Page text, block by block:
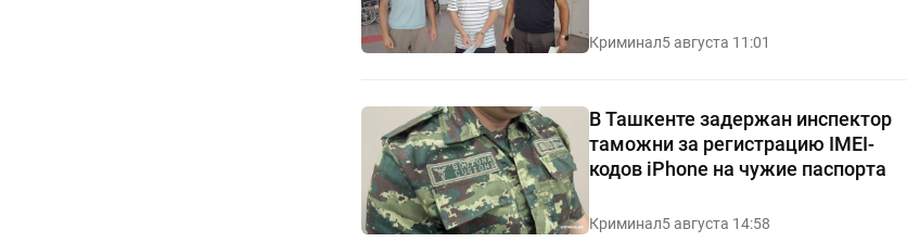
Криминал5 августа 11:01
В Ташкенте задержан инспектор
таможни за регистрацию IMEI-
кодов iPhone на чужие паспорта
Криминал5 августа 14:58